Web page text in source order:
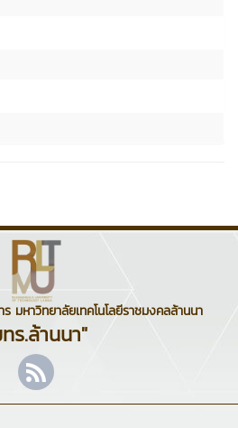
มหาวิทยาลัยเทคโนโลยีราชมงคลล้านนา
ร.ล้านนา"